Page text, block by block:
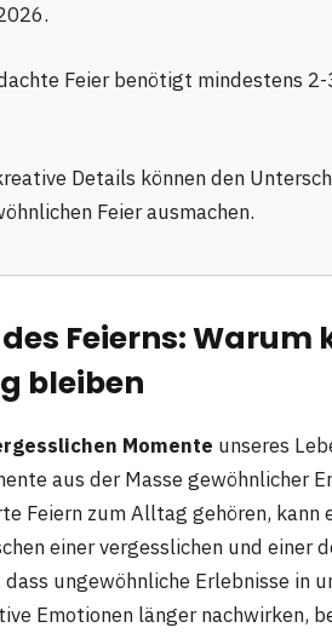
Feier benötigt mindestens
Details können den
Feier ausmachen.
Feierns:
bleiben
Momente unseres
aus der Masse gewöhnlicher
Feiern zum Alltag gehören,
einer vergesslichen und einer
ungewöhnliche Erlebnisse in
Emotionen länger nachwirken,